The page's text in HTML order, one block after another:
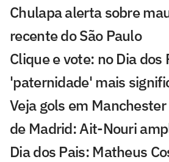
Chulapa alerta sobre
recente do São Paulo
Clique e vote: no Dia dos
'paternidade' mais
Veja gols em
de Madrid: Ait-Nouri
Dia dos Pais: Matheus